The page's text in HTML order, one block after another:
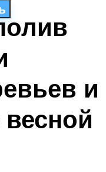
и
весной